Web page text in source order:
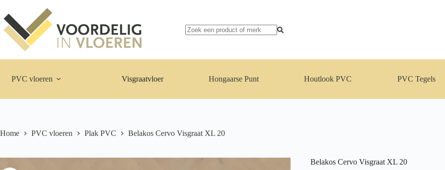
naar
de
inhoud
PVC vloeren Visgraatvloer Hongaarse Punt Houtlook PVC PVC Tegels
Home PVC vloeren Plak PVC Belakos Cervo Visgraat XL 20
Belakos Cervo Visgraat XL 20